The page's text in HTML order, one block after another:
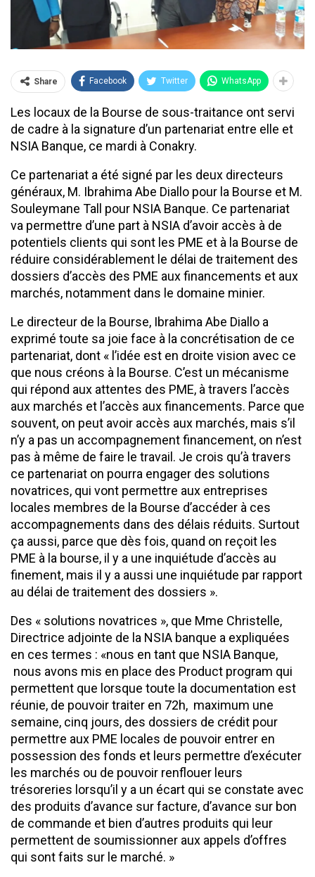
Share Facebook Twitter WhatsApp
Les locaux de la Bourse de sous-traitance ont servi
de cadre à la signature d’un partenariat entre elle et
NSIA Banque, ce mardi à Conakry.
Ce partenariat a été signé par les deux directeurs
généraux, M. Ibrahima Abe Diallo pour la Bourse et M.
Souleymane Tall pour NSIA Banque. Ce partenariat
va permettre d’une part à NSIA d’avoir accès à de
potentiels clients qui sont les PME et à la Bourse de
réduire considérablement le délai de traitement des
dossiers d’accès des PME aux financements et aux
marchés, notamment dans le domaine minier.
Le directeur de la Bourse, Ibrahima Abe Diallo a
exprimé toute sa joie face à la concrétisation de ce
partenariat, dont « l’idée est en droite vision avec ce
que nous créons à la Bourse. C’est un mécanisme
qui répond aux attentes des PME, à travers l’accès
aux marchés et l’accès aux financements. Parce que
souvent, on peut avoir accès aux marchés, mais s’il
n’y a pas un accompagnement financement, on n’est
pas à même de faire le travail. Je crois qu’à travers
ce partenariat on pourra engager des solutions
novatrices, qui vont permettre aux entreprises
locales membres de la Bourse d’accéder à ces
accompagnements dans des délais réduits. Surtout
ça aussi, parce que dès fois, quand on reçoit les
PME à la bourse, il y a une inquiétude d’accès au
finement, mais il y a aussi une inquiétude par rapport
au délai de traitement des dossiers ».
Des « solutions novatrices », que Mme Christelle,
Directrice adjointe de la NSIA banque a expliquées
en ces termes : «nous en tant que NSIA Banque,
nous avons mis en place des Product program qui
permettent que lorsque toute la documentation est
réunie, de pouvoir traiter en 72h, maximum une
semaine, cinq jours, des dossiers de crédit pour
permettre aux PME locales de pouvoir entrer en
possession des fonds et leurs permettre d’exécuter
les marchés ou de pouvoir renflouer leurs
trésoreries lorsqu’il y a un écart qui se constate avec
des produits d’avance sur facture, d’avance sur bon
de commande et bien d’autres produits qui leur
permettent de soumissionner aux appels d’offres
qui sont faits sur le marché. »